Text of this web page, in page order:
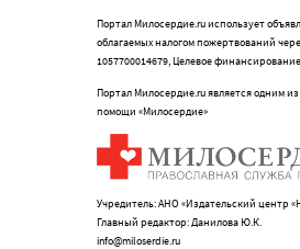
Портал Милосердие.ru использует
облагаемых налогом пожертвований
1057700014679, Целевое
Портал Милосердие.ru является одним
помощи «Милосердие»
Учредитель: АНО «Издательский центр
Главный редактор: Данилова Ю.К.
info@miloserdie.ru